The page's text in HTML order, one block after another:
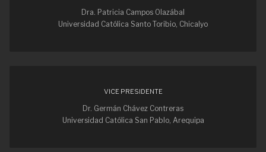
Dra. Patricia Campos Olazábal
Universidad Católica Santo Toribio, Chicalyo
VICE PRESIDENTE
Dr. Germán Chávez Contreras
Universidad Católica San Pablo, Arequipa